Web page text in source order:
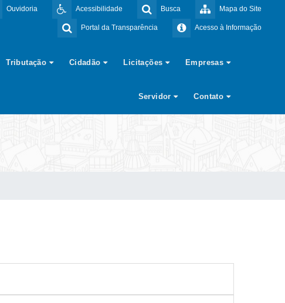
Mapa do Site
Busca
Acessibilidade
Ouvidoria
Acesso à Informação
Portal da Transparência
Tributação Cidadão Licitações Empresas
Servidor Contato